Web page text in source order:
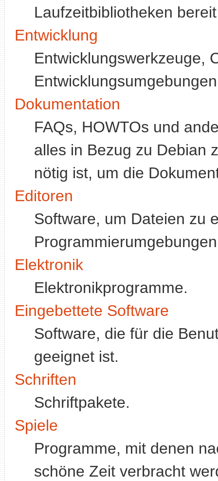
Laufzeitbibliotheken
Entwicklung
Entwicklungswerkzeuge,
Dokumentation
FAQs, HOWTOs und
alles in Bezug zu Debian
nötig ist, um die
Editoren
Software, um Dateien zu
Elektronik
Elektronikprogramme.
Eingebettete Software
Software, die für die
geeignet ist.
Schriften
Schriftpakete.
Spiele
Programme, mit denen
schöne Zeit verbracht